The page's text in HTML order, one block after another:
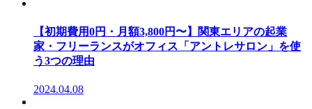
【初期費用0円・月額3,800円〜】関東エリアの起業
家・フリーランスがオフィス「アントレサロン」を使
う3つの理由
2024.04.08